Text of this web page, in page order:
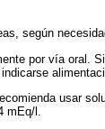
según
por vía oral.
usar
mEq/l.